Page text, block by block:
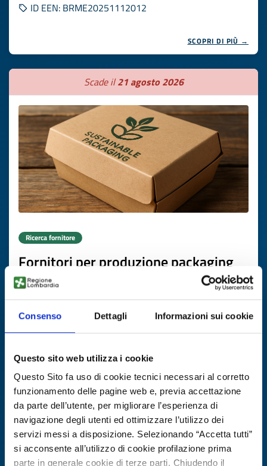
Consenso Dettagli Informazioni sui cookie
Questo sito web utilizza i cookie
Questo Sito fa uso di cookie tecnici necessari al corretto
funzionamento delle pagine web e, previa accettazione
da parte dell’utente, per migliorare l’esperienza di
navigazione degli utenti ed ottimizzare l’utilizzo dei
servizi messi a disposizione. Selezionando “Accetta tutti”
si acconsente all’utilizzo di cookie profilazione prima
parte in generale cookie di terze parti. Chiudendo il
ID EEN: BRME20251112012
SCOPRI DI PIÙ →
Scade il21 agosto 2026
Ricerca fornitore
Fornitori per produzione packaging
ecologico
ID EEN: BRSI20250709026
SCOPRI DI PIÙ →
Scade il10 novembre 2026